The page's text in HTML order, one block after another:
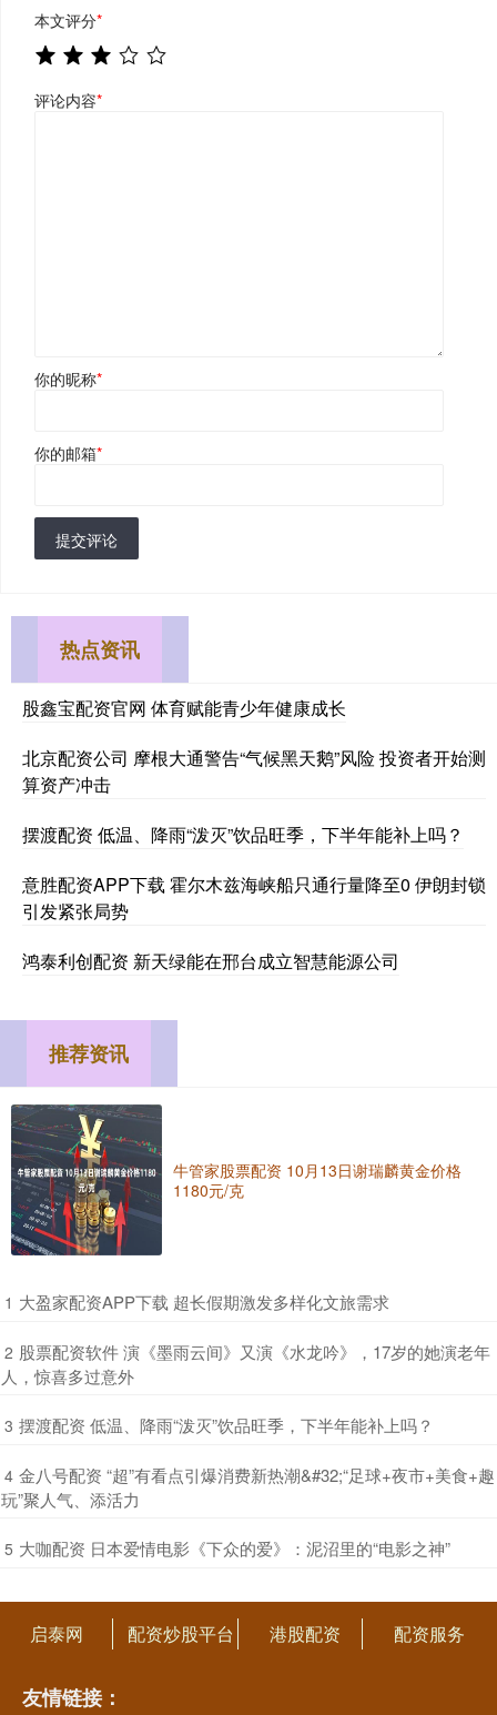
本文评分*
评论内容*
你的昵称*
你的邮箱*
提交评论
热点资讯
股鑫宝配资官网 体育赋能青少年健康成长
北京配资公司 摩根大通警告“气候黑天鹅”风险 投资者开始测
算资产冲击
摆渡配资 低温、降雨“泼灭”饮品旺季，下半年能补上吗？
意胜配资APP下载 霍尔木兹海峡船只通行量降至0 伊朗封锁
引发紧张局势
鸿泰利创配资 新天绿能在邢台成立智慧能源公司
推荐资讯
牛管家股票配资 10月13日谢瑞麟黄金价格
1180元/克
1 ​大盈家配资APP下载 超长假期激发多样化文旅需求
2 ​股票配资软件 演《墨雨云间》又演《水龙吟》，17岁的她演老年
人，惊喜多过意外
3 ​摆渡配资 低温、降雨“泼灭”饮品旺季，下半年能补上吗？
4 ​金八号配资 “超”有看点引爆消费新热潮&#32;“足球+夜市+美食+趣
玩”聚人气、添活力
5 ​大咖配资 日本爱情电影《下众的爱》：泥沼里的“电影之神”
启泰网 配资炒股平台 港股配资 配资服务
友情链接：